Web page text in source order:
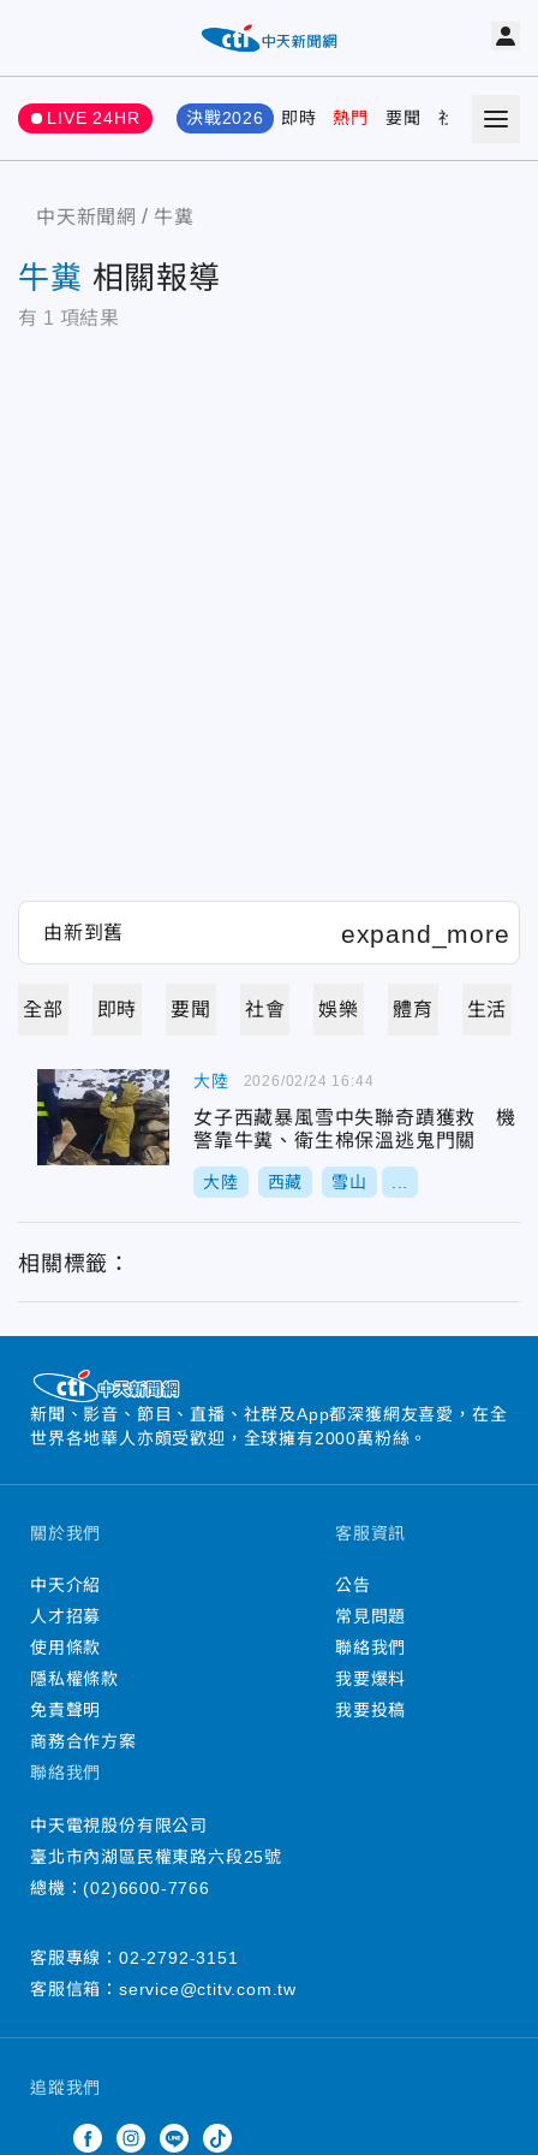
LIVE 24HR 決戰2026 即時 熱門 要聞 社會 娛樂
中天新聞網 牛糞
牛糞 相關報導
有 1 項結果
全部 即時 要聞 社會 娛樂 體育 生活
大陸
女子西藏暴風雪中失聯奇蹟獲救 機
警靠牛糞、衛生棉保溫逃鬼門關
大陸 西藏 雪山
2026/02/24 16:44
相關標籤：
新聞、影音、節目、直播、社群及App都深獲網友喜愛，在全
世界各地華人亦頗受歡迎，全球擁有2000萬粉絲。
追蹤我們
關於我們
中天介紹
人才招募
使用條款
隱私權條款
免責聲明
商務合作方案
客服資訊
公告
常見問題
聯絡我們
我要爆料
我要投稿
聯絡我們
中天電視股份有限公司
臺北市內湖區民權東路六段25號
總機：(02)6600-7766
客服專線： 02-2792-3151
客服信箱： service@ctitv.com.tw